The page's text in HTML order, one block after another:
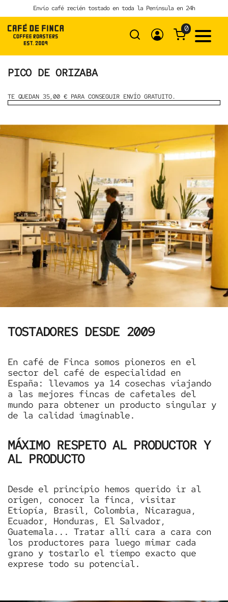
to
content
Envío café recién tostado en toda la Península en 24h
0
PICO DE ORIZABA
TE QUEDAN 35,00 € PARA CONSEGUIR ENVÍO GRATUITO.
TOSTADORES DESDE 2009
En café de Finca somos pioneros en el
sector del café de especialidad en
España: llevamos ya 14 cosechas viajando
a las mejores fincas de cafetales del
mundo para obtener un producto singular y
de la calidad imaginable.
MÁXIMO RESPETO AL PRODUCTOR Y
AL PRODUCTO
Desde el principio hemos querido ir al
origen, conocer la finca, visitar
Etiopía, Brasil, Colombia, Nicaragua,
Ecuador, Honduras, El Salvador,
Guatemala... Tratar allí cara a cara con
los productores para luego mimar cada
grano y tostarlo el tiempo exacto que
exprese todo su potencial.